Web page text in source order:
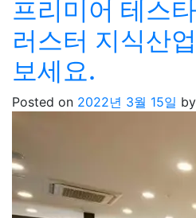
프리미어 테스
러스터 지식산
보세요.
Posted on 2022년 3월 15일 by